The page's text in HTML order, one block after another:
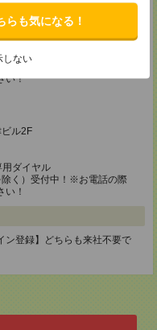
らも気になる！
しない
駅前ビル2F
ダイヤル
く）受付中！※お電話の際
い！
ル2F
ダイヤル
く）受付中！※お電話の際
い！
ン登録】どちらも来社不要で